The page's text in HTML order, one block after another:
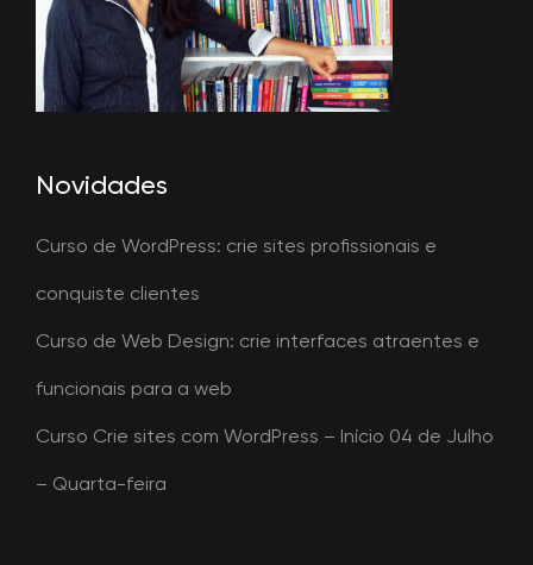
Novidades
Curso de WordPress: crie sites profissionais e
conquiste clientes
Curso de Web Design: crie interfaces atraentes e
funcionais para a web
Curso Crie sites com WordPress – Início 04 de Julho
– Quarta-feira